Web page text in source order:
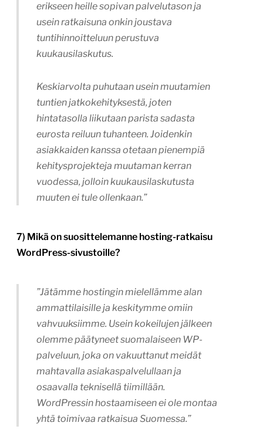
erikseen heille sopivan palvelutason ja
usein ratkaisuna onkin joustava
tuntihinnoitteluun perustuva
kuukausilaskutus.
Keskiarvolta puhutaan usein muutamien
tuntien jatkokehityksestä, joten
hintatasolla liikutaan parista sadasta
eurosta reiluun tuhanteen. Joidenkin
asiakkaiden kanssa otetaan pienempiä
kehitysprojekteja muutaman kerran
vuodessa, jolloin kuukausilaskutusta
muuten ei tule ollenkaan.”
7) Mikä on suosittelemanne hosting-ratkaisu
WordPress-sivustoille?
”Jätämme hostingin mielellämme alan
ammattilaisille ja keskitymme omiin
vahvuuksiimme. Usein kokeilujen jälkeen
olemme päätyneet suomalaiseen WP-
palveluun, joka on vakuuttanut meidät
mahtavalla asiakaspalvelullaan ja
osaavalla teknisellä tiimillään.
WordPressin hostaamiseen ei ole montaa
yhtä toimivaa ratkaisua Suomessa.”